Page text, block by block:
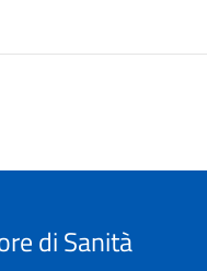
di Sanità